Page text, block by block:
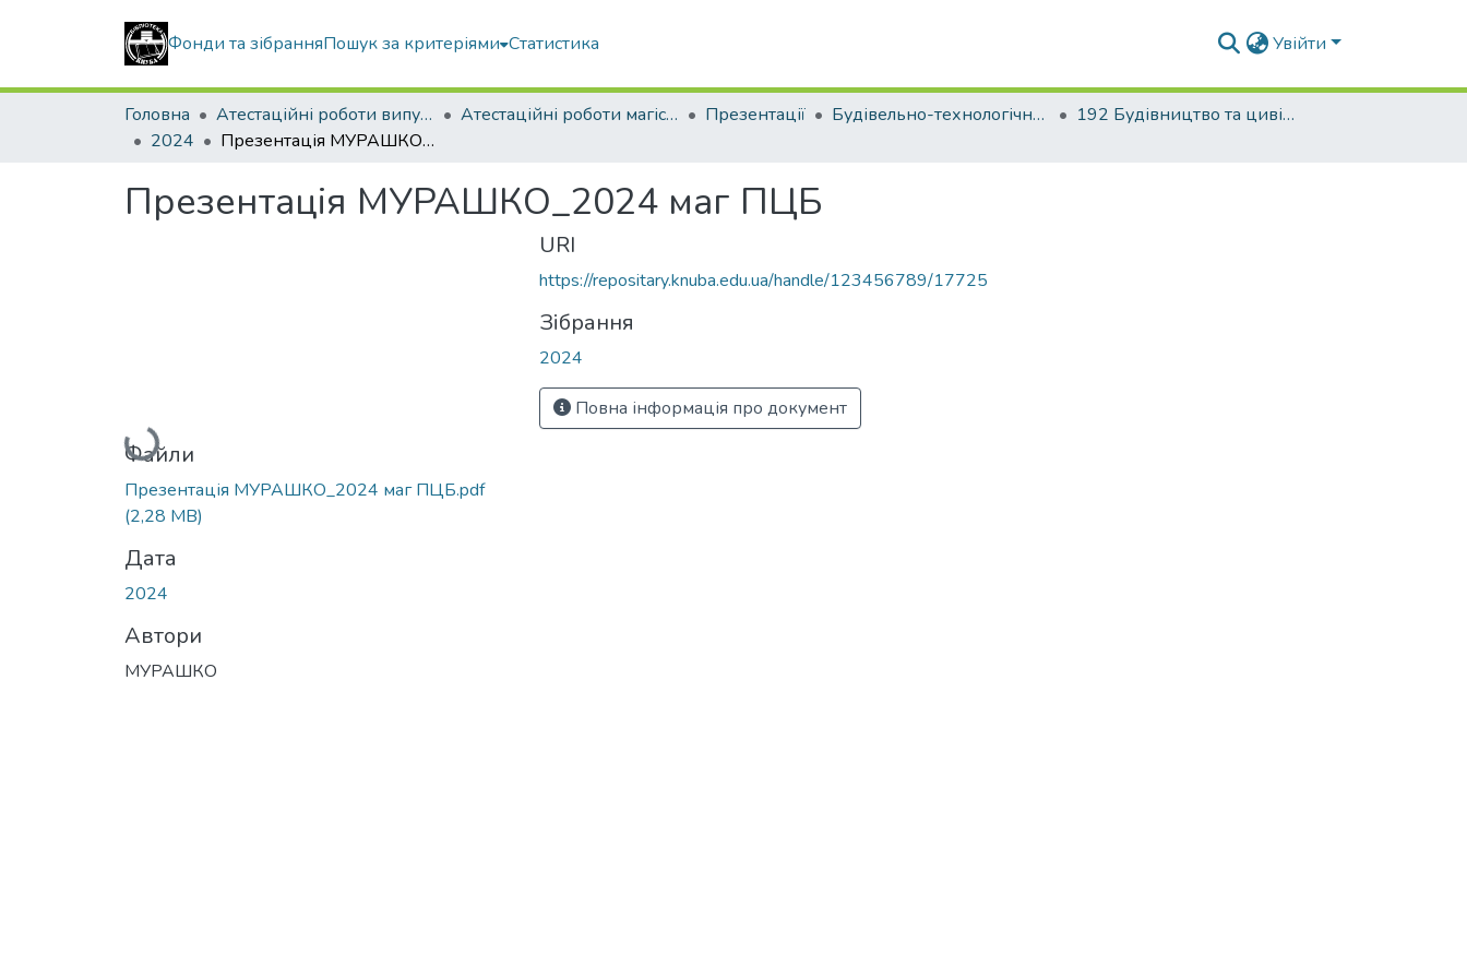
Фонди та зібранняПошук за критеріями Статистика Увійти
Головна Атестаційні роботи випускників Атестаційні роботи магістрів Презентації Будівельно-технологічний факультет
192 Будівництво та цивільна інженерія. Технології будівельних конструкцій, виробів і матеріалів
2024
Презентація МУРАШКО_2024 маг ПЦБ
Презентація МУРАШКО_2024 маг ПЦБ
Вантажиться...
Файли
Презентація МУРАШКО_2024 маг ПЦБ.pdf
(2,28 MB)
Дата
2024
Автори
МУРАШКО
URI
https://repositary.knuba.edu.ua/handle/123456789/17725
Зібрання
2024
Повна інформація про документ